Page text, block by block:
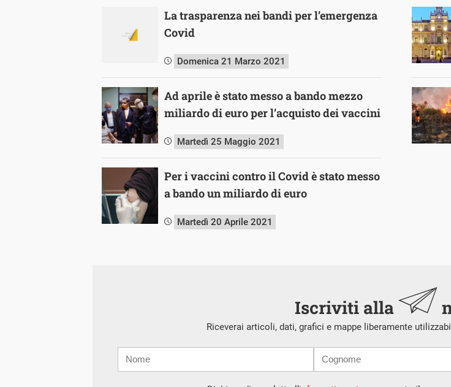
La trasparenza nei bandi per l’emergenza
Covid
Domenica 21 Marzo 2021
Ad aprile è stato messo a bando mezzo
miliardo di euro per l’acquisto dei vaccini
Martedì 25 Maggio 2021
Per i vaccini contro il Covid è stato messo
a bando un miliardo di euro
Martedì 20 Aprile 2021
Iscriviti alla
Riceverai articoli, dati, grafici e mappe liberamente
mail